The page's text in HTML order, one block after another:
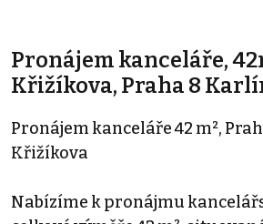
Pronájem kanceláře,
Křižíkova, Praha 8
Pronájem kanceláře 42 m²,
Křižíkova
Nabízíme k pronájmu